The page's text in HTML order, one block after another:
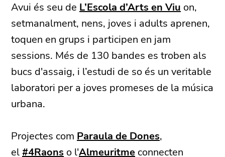
Avui és seu de L’Escola d’Arts en Viu on,
setmanalment, nens, joves i adults aprenen,
toquen en grups i participen en jam
sessions. Més de 130 bandes es troben als
bucs d'assaig, i l’estudi de so és un veritable
laboratori per a joves promeses de la música
urbana.
Projectes com Paraula de Dones,
el#4Raons o l'Almeuritme connecten